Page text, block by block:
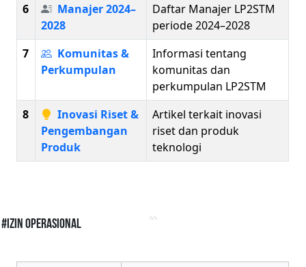
6
Manajer 2024–
2028
Daftar Manajer LP2STM
periode 2024–2028
7
Komunitas &
Perkumpulan
Informasi tentang
komunitas dan
perkumpulan LP2STM
8
Inovasi Riset &
Pengembangan
Produk
Artikel terkait inovasi
riset dan produk
teknologi
#Izin Operasional